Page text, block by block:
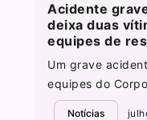
Acidente
deixa duas
equipes de
Um grave
equipes do
Notícias